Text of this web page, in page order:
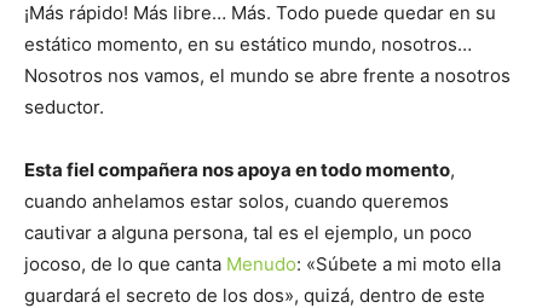
¡Más rápido! Más libre… Más. Todo puede quedar en su
estático momento, en su estático mundo, nosotros…
Nosotros nos vamos, el mundo se abre frente a nosotros
seductor.
Esta fiel compañera nos apoya en todo momento,
cuando anhelamos estar solos, cuando queremos
cautivar a alguna persona, tal es el ejemplo, un poco
jocoso, de lo que canta Menudo: «Súbete a mi moto ella
guardará el secreto de los dos», quizá, dentro de este